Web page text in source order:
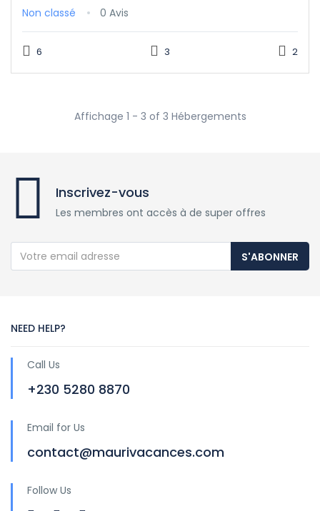
Non classé 0 Avis
6 3 2
Affichage 1 - 3 of 3 Hébergements
Inscrivez-vous
Les membres ont accès à de super offres
S'ABONNER
NEED HELP?
Call Us
+230 5280 8870
Email for Us
contact@maurivacances.com
Follow Us